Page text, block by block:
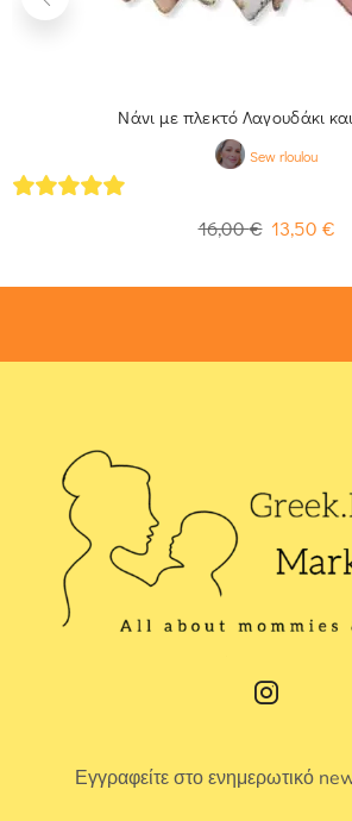
Νάνι με πλεκτό Λαγουδάκι
Sew rloulou
16,00€ 13,50 €
Εγγραφείτε στο ενημερωτικό